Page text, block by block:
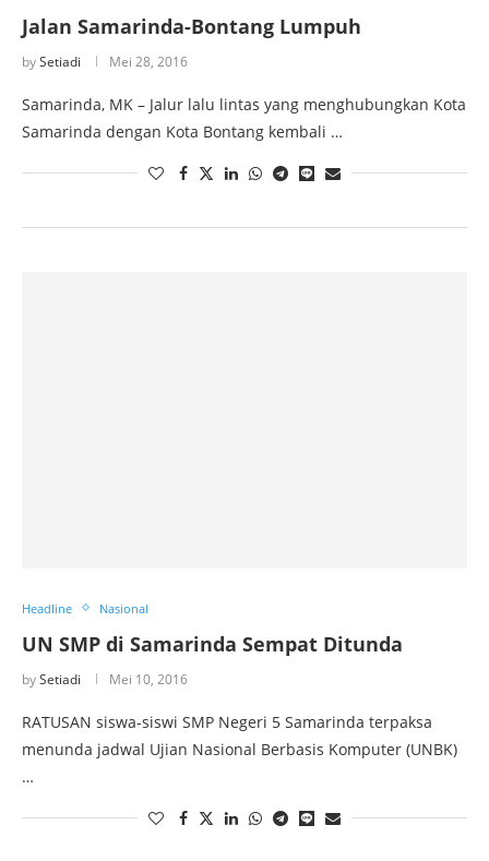
Jalan Samarinda-Bontang Lumpuh
bySetiadi Mei 28, 2016
Samarinda, MK – Jalur lalu lintas yang menghubungkan Kota
Samarinda dengan Kota Bontang kembali …
Headline Nasional
UN SMP di Samarinda Sempat Ditunda
bySetiadi Mei 10, 2016
RATUSAN siswa-siswi SMP Negeri 5 Samarinda terpaksa
menunda jadwal Ujian Nasional Berbasis Komputer (UNBK)
…